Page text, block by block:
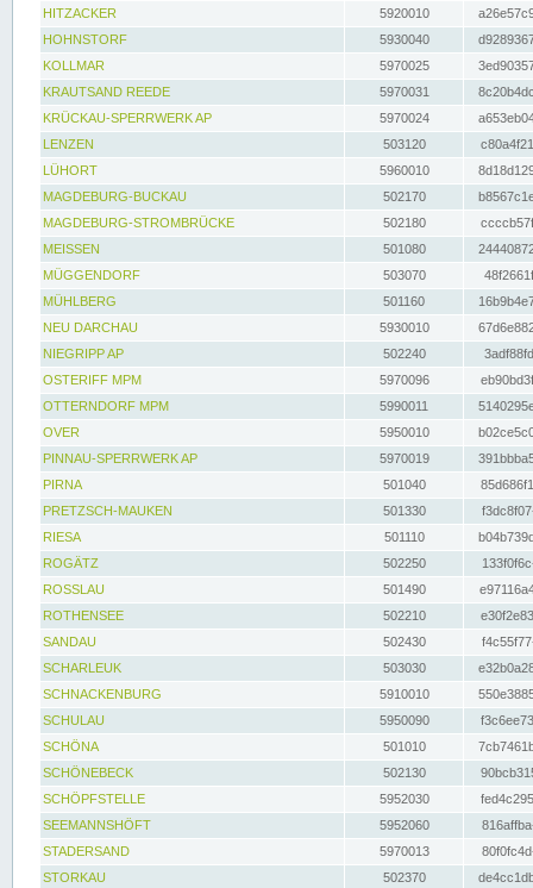
HITZACKER
5920010
HOHNSTORF
5930040
KOLLMAR
5970025
KRAUTSAND REEDE
5970031
KRÜCKAU-SPERRWERK AP
5970024
LENZEN
503120
LÜHORT
5960010
MAGDEBURG-BUCKAU
502170
MAGDEBURG-STROMBRÜCKE
502180
MEISSEN
501080
MÜGGENDORF
503070
MÜHLBERG
501160
NEU DARCHAU
5930010
NIEGRIPP AP
502240
OSTERIFF MPM
5970096
OTTERNDORF MPM
5990011
OVER
5950010
PINNAU-SPERRWERK AP
5970019
PIRNA
501040
PRETZSCH-MAUKEN
501330
RIESA
501110
ROGÄTZ
502250
ROSSLAU
501490
ROTHENSEE
502210
SANDAU
502430
SCHARLEUK
503030
SCHNACKENBURG
5910010
SCHULAU
5950090
SCHÖNA
501010
SCHÖNEBECK
502130
SCHÖPFSTELLE
5952030
SEEMANNSHÖFT
5952060
STADERSAND
5970013
STORKAU
502370